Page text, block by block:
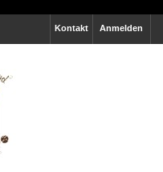
Anmelden
Kontakt